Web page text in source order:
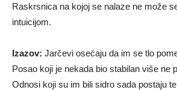
Raskrsnica na kojoj se nalaze ne može
intuicijom.
Izazov: Jarčevi osećaju da im se tlo
Posao koji je nekada bio stabilan više ne
Odnosi koji su im bili sidro sada postaju